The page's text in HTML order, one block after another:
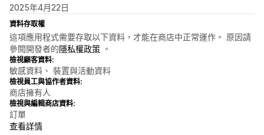
2025年4月22日
資料存取權
這項應用程式需要存取以下資料，才能在商店中正常運作。 原因請
參閱開發者的隱私權政策 。
檢視顧客資料:
敏感資料、 裝置與活動資料
檢視員工與協作者資料:
商店擁有人
檢視與編輯商店資料:
訂單
查看詳情